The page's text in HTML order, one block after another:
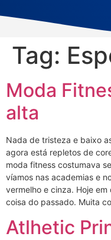
Tag:
Moda
alta
Nada de tristeza e baixo
agora está repletos de
moda fitness costumava
víamos nas academias e
vermelho e cinza. Hoje
coisa do passado. Muita
Atlhetic